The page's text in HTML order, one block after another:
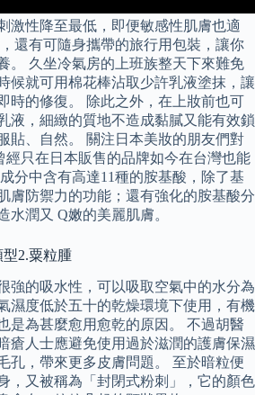
激性降至最低，即便敏感性肌膚也適
還有可隨身攜帶的旅行用包裝，讓你
。 久坐冷氣房的上班族整天下來難免
候就可用棉花棒沾取少許乳液塗抹，讓
時的修復。 除此之外，在上妝前也可
液，細緻的質地不造成黏膩又能有效鎖
貼、自然。 關注日本美妝的朋友們對
只在日本販售的品牌如今在台灣也能
分中含有高達11種的胺基酸，除了基
膚防禦力的功能；還有強化的胺基酸分
水潤又 Q嫩的美麗肌膚。
2.粟粒腫
強的吸水性，可以吸取空氣中的水分為
濕度低於五十的乾燥環境下使用，有機
是為甚麼愈用愈乾的原因。 不過胡醫
瘡人士應避免使用過於滋潤的護膚保濕
孔，帶來更多皮膚問題。 至於暗粒便
，又被稱為「封閉式粉刺」，它的顏色